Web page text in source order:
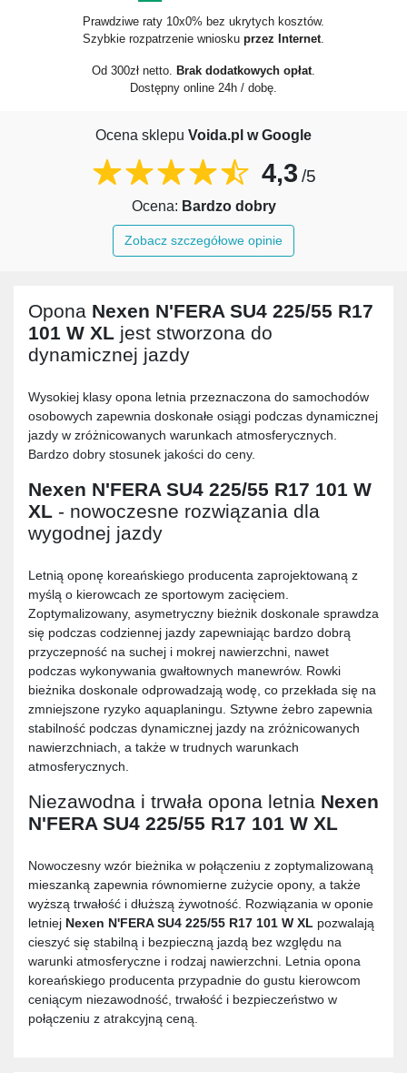
Prawdziwe raty 10x0% bez ukrytych kosztów.
Szybkie rozpatrzenie wniosku przez Internet
Od 300zł netto. Brak dodatkowych opłat
Dostępny online 24h / dobę.
Ocena sklepu Voida.pl w Google
4,3 /5
Ocena: Bardzo dobry
Zobacz szczegółowe opinie
Opona Nexen N'FERA SU4 225/55 R17
101 W XL jest stworzona do
dynamicznej jazdy
Wysokiej klasy opona letnia przeznaczona do samochodów
osobowych zapewnia doskonałe osiągi podczas dynamicznej
jazdy w zróżnicowanych warunkach atmosferycznych.
Bardzo dobry stosunek jakości do ceny.
Nexen N'FERA SU4 225/55 R17 101 W
XL - nowoczesne rozwiązania dla
wygodnej jazdy
Letnią oponę koreańskiego producenta zaprojektowaną z
myślą o kierowcach ze sportowym zacięciem.
Zoptymalizowany, asymetryczny bieżnik doskonale sprawdza
się podczas codziennej jazdy zapewniając bardzo dobrą
przyczepność na suchej i mokrej nawierzchni, nawet
podczas wykonywania gwałtownych manewrów. Rowki
bieżnika doskonale odprowadzają wodę, co przekłada się na
zmniejszone ryzyko aquaplaningu. Sztywne żebro zapewnia
stabilność podczas dynamicznej jazdy na zróżnicowanych
nawierzchniach, a także w trudnych warunkach
atmosferycznych.
Niezawodna i trwała opona letnia Nexen
N'FERA SU4 225/55 R17 101 W XL
Nowoczesny wzór bieżnika w połączeniu z zoptymalizowaną
mieszanką zapewnia równomierne zużycie opony, a także
wyższą trwałość i dłuższą żywotność. Rozwiązania w oponie
letniej Nexen N'FERA SU4 225/55 R17 101 W XL pozwalają
cieszyć się stabilną i bezpieczną jazdą bez względu na
warunki atmosferyczne i rodzaj nawierzchni. Letnia opona
koreańskiego producenta przypadnie do gustu kierowcom
ceniącym niezawodność, trwałość i bezpieczeństwo w
połączeniu z atrakcyjną ceną.